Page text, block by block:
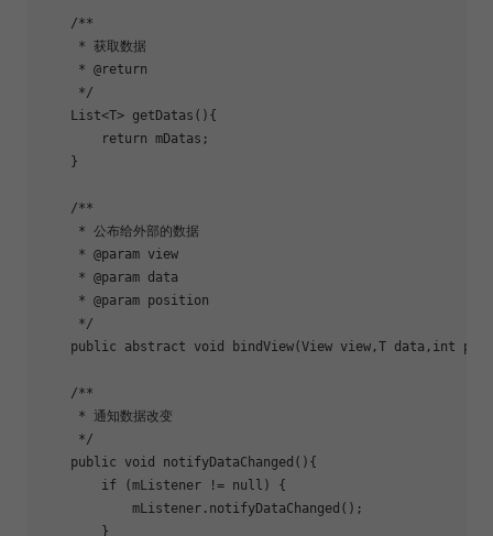
    /**
     * 获取数据
     * @
return
     */
    List<T>
getDatas (){
return mDatas;
    }
    /**
     * 公布给外部的数据
     * @param view
     * @param data
     * @param position
     */
    public abstract void
bindView(View view,T data,int
    /**
     * 通知数据改变
     */
    public void
notifyDataChanged (){
if (mListener != null) {
            mListener.notifyDataChanged();
        }